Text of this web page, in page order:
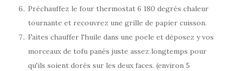
Préchauffez le four thermostat 6 180 degrés chaleur
tournante et recouvrez une grille de papier cuisson.
Faites chauffer l'huile dans une poele et déposez y vos
morceaux de tofu panés juste assez longtemps pour
qu'ils soient dorés sur les deux faces. (environ 5